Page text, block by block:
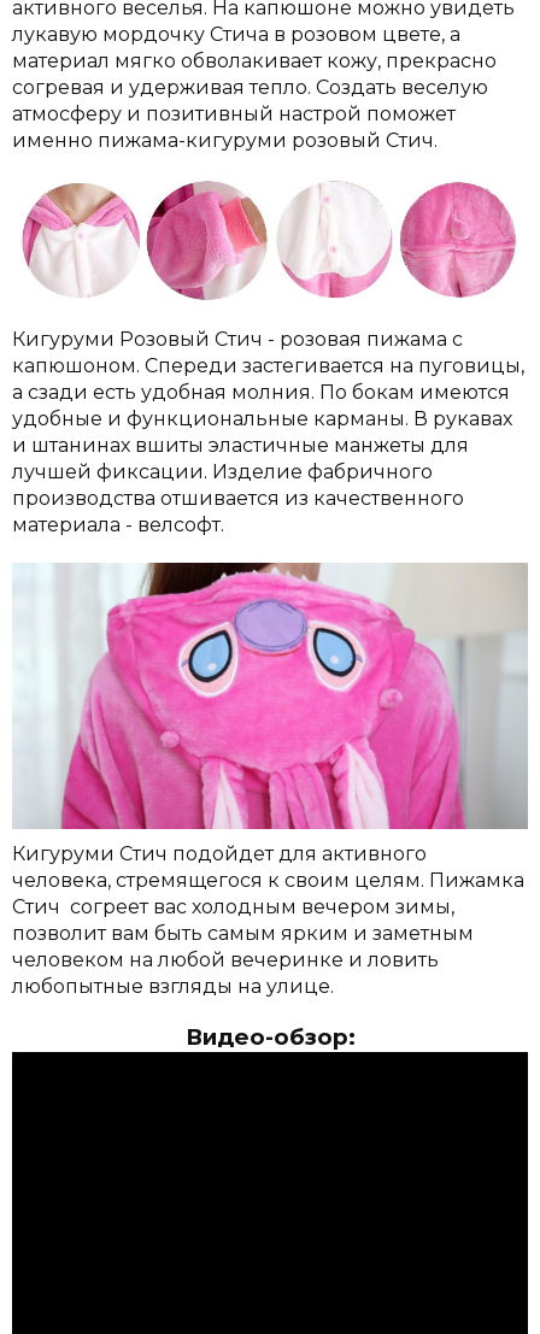
активного веселья. На капюшоне можно увидеть
лукавую мордочку Стича в розовом цвете, а
материал мягко обволакивает кожу, прекрасно
согревая и удерживая тепло. Создать веселую
атмосферу и позитивный настрой поможет
именно пижама-кигуруми розовый Стич.
Кигуруми Розовый Стич - розовая пижама с
капюшоном. Спереди застегивается на пуговицы,
а сзади есть удобная молния. По бокам имеются
удобные и функциональные карманы. В рукавах
и штанинах вшиты эластичные манжеты для
лучшей фиксации. Изделие фабричного
производства отшивается из качественного
материала - велсофт.
Кигуруми Стич подойдет для активного
человека, стремящегося к своим целям. Пижамка
Стич согреет вас холодным вечером зимы,
позволит вам быть самым ярким и заметным
человеком на любой вечеринке и ловить
любопытные взгляды на улице.
Видео-обзор: